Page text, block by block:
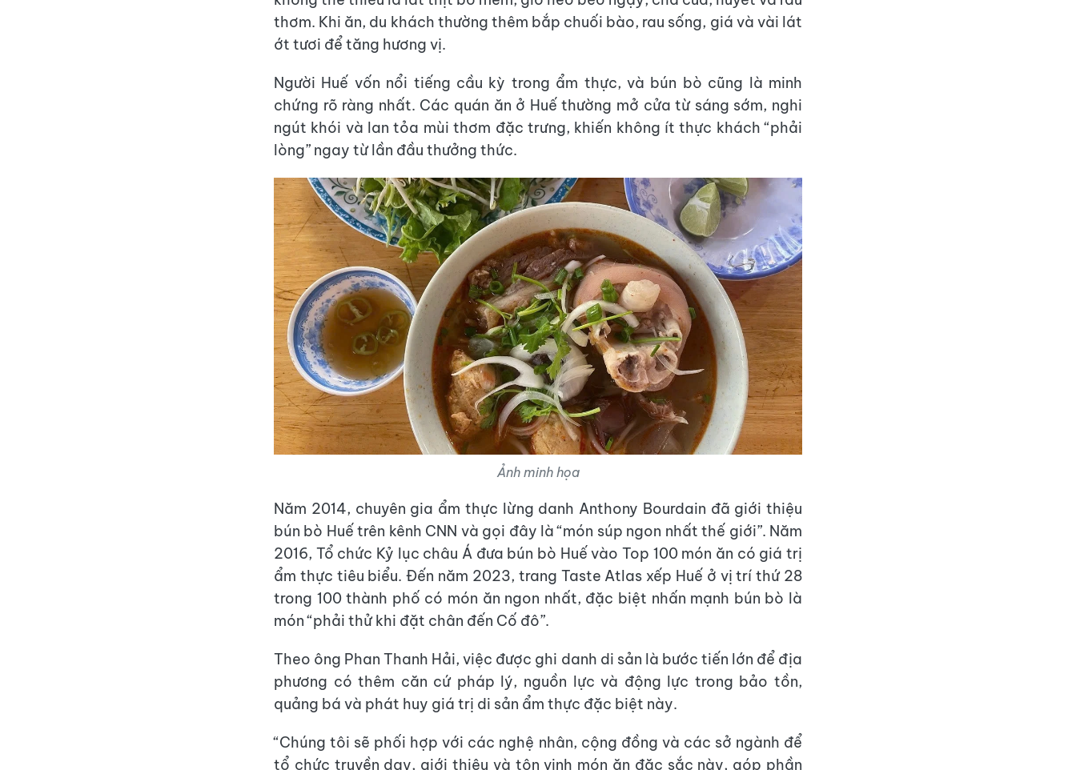
thơm. Khi ăn, du khách thường thêm bắp chuối bào, rau sống, giá và vài lát
ớt tươi để tăng hương vị.
Người Huế vốn nổi tiếng cầu kỳ trong ẩm thực, và bún bò cũng là minh
chứng rõ ràng nhất. Các quán ăn ở Huế thường mở cửa từ sáng sớm, nghi
ngút khói và lan tỏa mùi thơm đặc trưng, khiến không ít thực khách “phải
lòng” ngay từ lần đầu thưởng thức.
Ảnh minh họa
Năm 2014, chuyên gia ẩm thực lừng danh Anthony Bourdain đã giới thiệu
bún bò Huế trên kênh CNN và gọi đây là “món súp ngon nhất thế giới”. Năm
2016, Tổ chức Kỷ lục châu Á đưa bún bò Huế vào Top 100 món ăn có giá trị
ẩm thực tiêu biểu. Đến năm 2023, trang Taste Atlas xếp Huế ở vị trí thứ 28
trong 100 thành phố có món ăn ngon nhất, đặc biệt nhấn mạnh bún bò là
món “phải thử khi đặt chân đến Cố đô”.
Theo ông Phan Thanh Hải, việc được ghi danh di sản là bước tiến lớn để địa
phương có thêm căn cứ pháp lý, nguồn lực và động lực trong bảo tồn,
quảng bá và phát huy giá trị di sản ẩm thực đặc biệt này.
“Chúng tôi sẽ phối hợp với các nghệ nhân, cộng đồng và các sở ngành để
tổ chức truyền dạy, giới thiệu và tôn vinh món ăn đặc sắc này, góp phần